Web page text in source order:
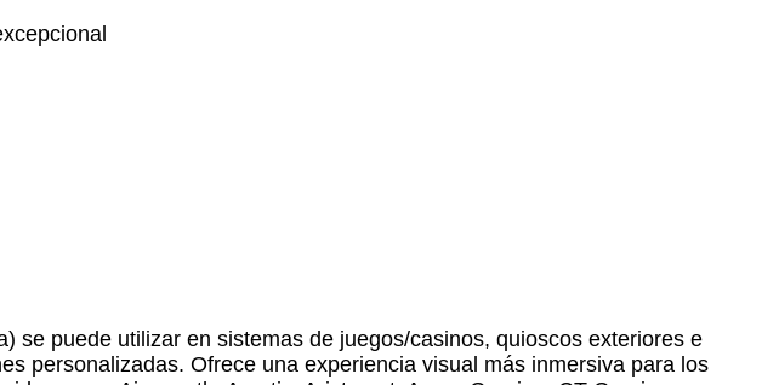
se puede utilizar en sistemas de juegos/casinos, quioscos exteriores e
personalizadas. Ofrece una experiencia visual más inmersiva para los